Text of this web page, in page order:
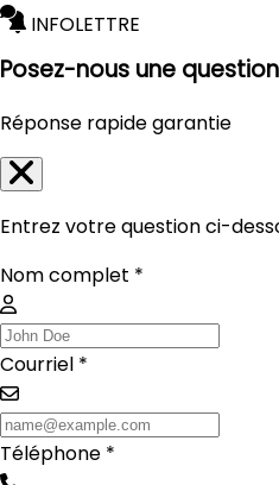
INFOLETTRE
Posez-nous une question
Réponse rapide garantie
Entrez votre question ci-
Nom complet *
Courriel *
Téléphone *